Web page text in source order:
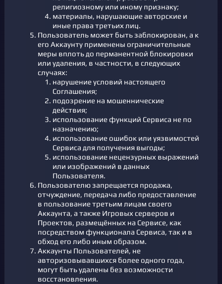
религиозному или иному признаку;
материалы, нарушающие авторские и
иные права третьих лиц.
Пользователь может быть заблокирован, а к
его Аккаунту применены ограничительные
меры вплоть до перманентной блокировки
или удаления, в частности, в следующих
случаях:
нарушение условий настоящего
Соглашения;
подозрение на мошеннические
действия;
использование функций Сервиса не по
назначению;
использование ошибок или уязвимостей
Сервиса для получения выгоды;
использование нецензурных выражений
или изображений в данных
Пользователя.
Пользователю запрещается продажа,
отчуждение, передача либо предоставление
в пользование третьим лицам своего
Аккаунта, а также Игровых серверов и
Проектов, размещённых на Сервисе, как
посредством функционала Сервиса, так и в
обход его либо иным образом.
Аккаунты Пользователей, не
авторизовывавшихся более одного года,
могут быть удалены без возможности
восстановления.